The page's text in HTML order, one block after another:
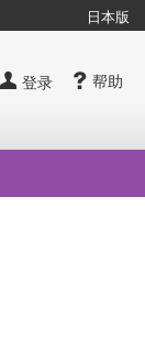
日本版
帮助
登录